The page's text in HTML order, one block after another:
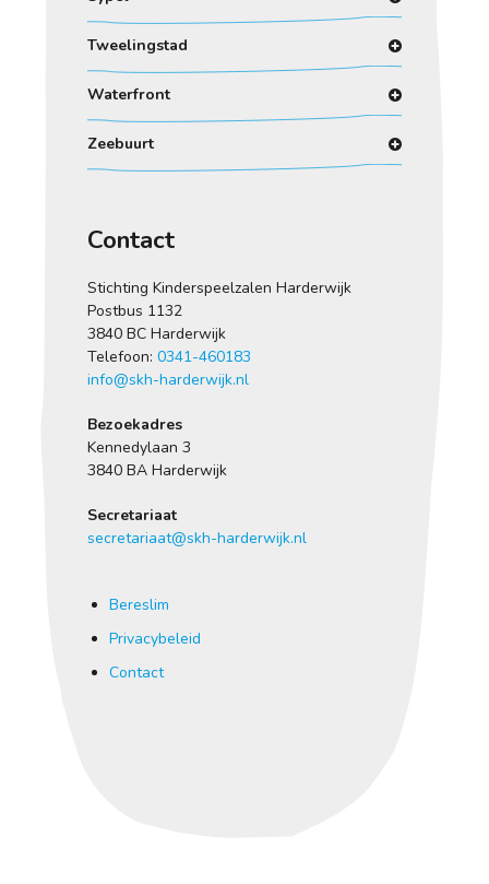
Tweelingstad
Waterfront
Zeebuurt
Contact
Stichting Kinderspeelzalen Harderwijk
Postbus 1132
3840 BC Harderwijk
Telefoon: 0341-460183
info@skh-harderwijk.nl
Bezoekadres
Kennedylaan 3
3840 BA Harderwijk
Secretariaat
secretariaat@skh-harderwijk.nl
Bereslim
Privacybeleid
Contact